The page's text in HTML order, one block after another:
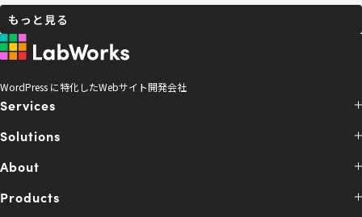
もっと見る
WordPress に特化したWebサイト開発会社
Services
Solutions
About
Products